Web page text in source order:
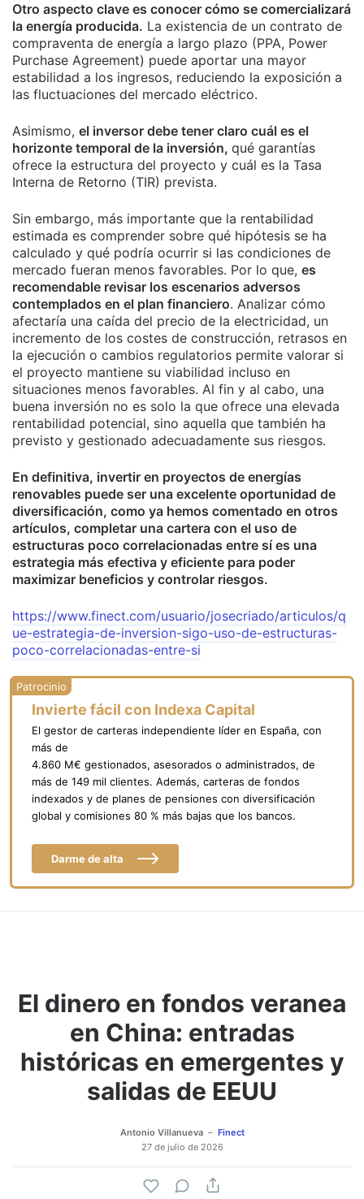
Otro aspecto clave es conocer cómo se comercializará
la energía producida. La existencia de un contrato de
compraventa de energía a largo plazo (PPA, Power
Purchase Agreement) puede aportar una mayor
estabilidad a los ingresos, reduciendo la exposición a
las fluctuaciones del mercado eléctrico.
Asimismo, el inversor debe tener claro cuál es el
horizonte temporal de la inversión, qué garantías
ofrece la estructura del proyecto y cuál es la Tasa
Interna de Retorno (TIR) prevista.
Sin embargo, más importante que la rentabilidad
estimada es comprender sobre qué hipótesis se ha
calculado y qué podría ocurrir si las condiciones de
mercado fueran menos favorables. Por lo que, es
recomendable revisar los escenarios adversos
contemplados en el plan financiero. Analizar cómo
afectaría una caída del precio de la electricidad, un
incremento de los costes de construcción, retrasos en
la ejecución o cambios regulatorios permite valorar si
el proyecto mantiene su viabilidad incluso en
situaciones menos favorables. Al fin y al cabo, una
buena inversión no es solo la que ofrece una elevada
rentabilidad potencial, sino aquella que también ha
previsto y gestionado adecuadamente sus riesgos.
En definitiva, invertir en proyectos de energías
renovables puede ser una excelente oportunidad de
diversificación, como ya hemos comentado en otros
artículos, completar una cartera con el uso de
estructuras poco correlacionadas entre sí es una
estrategia más efectiva y eficiente para poder
maximizar beneficios y controlar riesgos.
https://www.finect.com/usuario/josecriado/articulos/q
ue-estrategia-de-inversion-sigo-uso-de-estructuras-
poco-correlacionadas-entre-si
Invierte fácil con Indexa Capital
El gestor de carteras independiente líder en España, con
más de
4.860 M€ gestionados, asesorados o administrados, de
más de 149 mil clientes. Además, carteras de fondos
indexados y de planes de pensiones con diversificación
global y comisiones 80 % más bajas que los bancos.
Darme de alta
El dinero en fondos veranea
en China: entradas
históricas en emergentes y
salidas de EEUU
Antonio Villanueva
Finect
27 de julio de 2026